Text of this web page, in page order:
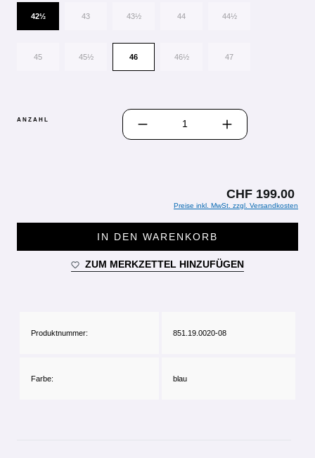
42½ 43 43½ 44 44½
45 45½ 46 46½ 47
ANZAHL
PRODUKT ANZAHL: GIB DEN
CHF 199.00
Preise inkl. MwSt. zzgl. Versandkosten
IN DEN WARENKORB
ZUM MERKZETTEL HINZUFÜGEN
Produktnummer: 851.19.0020-08
Farbe: blau